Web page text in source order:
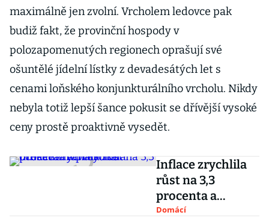
maximálně jen zvolní. Vrcholem ledovce pak
budiž fakt, že provinční hospody v
polozapomenutých regionech oprašují své
ošuntělé jídelní lístky z devadesátých let s
cenami loňského konjunkturálního vrcholu. Nikdy
nebyla totiž lepší šance pokusit se dřívější vysoké
ceny prostě proaktivně vysedět.
Inflace zrychlila
růst na 3,3
procenta a
překonala
Domácí